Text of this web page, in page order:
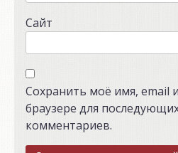
Сайт
Сохранить моё имя, email
браузере для
комментариев.